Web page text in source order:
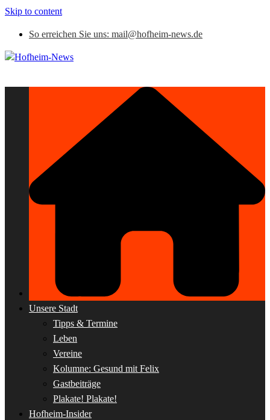
Skip to content
So erreichen Sie uns: mail@hofheim-news.de
Unsere Stadt
Tipps & Termine
Leben
Vereine
Kolumne: Gesund mit Felix
Gastbeiträge
Plakate! Plakate!
Hofheim-Insider